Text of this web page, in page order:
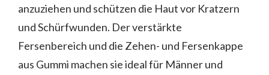
anzuziehen und schützen die Haut vor Kratzern
und Schürfwunden. Der verstärkte
Fersenbereich und die Zehen- und Fersenkappe
aus Gummi machen sie ideal für Männer und